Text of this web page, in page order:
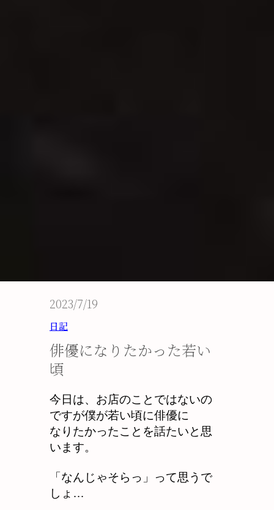
2023/7/19
日記
俳優になりたかった若い
頃
今日は、お店のことではないの
ですが僕が若い頃に俳優に
なりたかったことを話たいと思
います。
「なんじゃそらっ」って思うで
しょ…